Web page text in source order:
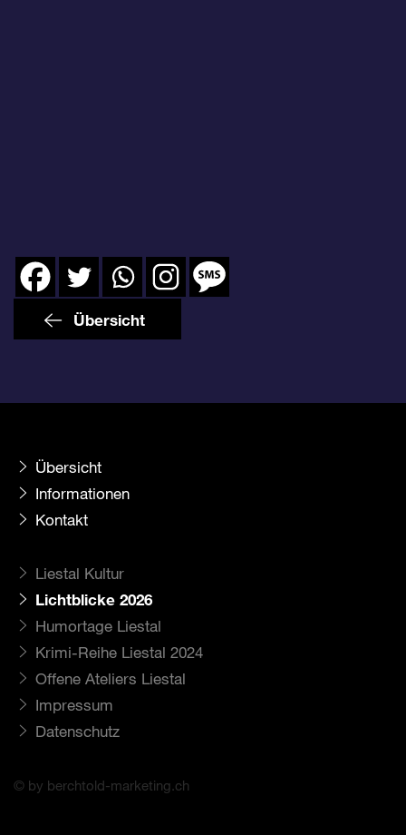
Übersicht
Übersicht
Informationen
Kontakt
Liestal Kultur
Lichtblicke 2026
Humortage Liestal
Krimi-Reihe Liestal 2024
Offene Ateliers Liestal
Impressum
Datenschutz
© by berchtold-marketing.ch